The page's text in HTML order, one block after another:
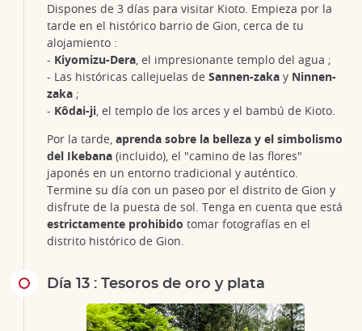
Dispones de 3 días para visitar Kioto. Empieza por la
tarde en el histórico barrio de Gion, cerca de tu
alojamiento :
- Kiyomizu-Dera, el impresionante templo del agua ;
- Las históricas callejuelas de Sannen-zaka y Ninnen-
zaka ;
- Kôdai-ji, el templo de los arces y el bambú de Kioto.
Por la tarde, aprenda sobre la belleza y el simbolismo
del Ikebana (incluido), el "camino de las flores"
japonés en un entorno tradicional y auténtico.
Termine su día con un paseo por el distrito de Gion y
disfrute de la puesta de sol. Tenga en cuenta que está
estrictamente prohibido tomar fotografías en el
distrito histórico de Gion.
Día 13 : Tesoros de oro y plata